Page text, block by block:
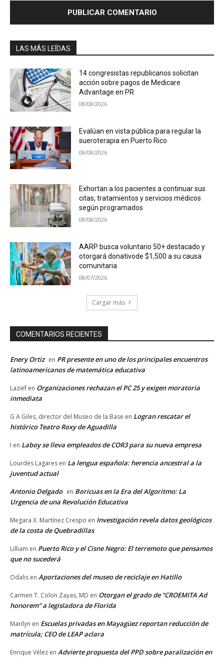
LAS MÁS LEÍDAS
14 congresistas republicanos solicitan
acción sobre pagos de Medicare
Advantage en PR
08/08/2026
Evalúan en vista pública para regular la
sueroterapia en Puerto Rico
08/08/2026
Exhortan a los pacientes a continuar sus
citas, tratamientos y servicios médicos
según programados
08/08/2026
AARP busca voluntario 50+ destacado y
otorgará donativode $1,500 a su causa
comunitaria
08/07/2026
Cargar más
COMENTARIOS RECIENTES
Enery Ortiz en PR presente en uno de los principales encuentros
latinoamericanos de matemática educativa
Lazief en Organizaciones rechazan el PC 25 y exigen moratoria
inmediata
G A Giles, director del Museo de la Base en Logran rescatar el
histórico Teatro Roxy de Aguadilla
I en Laboy se lleva empleados de COR3 para su nueva empresa
Lourdes Lagares en La lengua española: herencia ancestral a la
juventud actual
Antonio Delgado en Boricuas en la Era del Algoritmo: La
Urgencia de una Revolución Educativa
Megara X. Martínez Crespo en Investigación revela datos geológicos
de la costa de Quebradillas
Lilliam en Puerto Rico y el Cisne Negro: El terremoto que pensamos
que no sucederá
Odalis en Aportaciones del museo de reciclaje en Hatillo
Carmen T. Colon Zayas, MD en Otorgan el grado de “CROEMITA Ad
honorem” a legisladora de Florida
Marilyn en Escuelas privadas en Mayagüez reportan reducción de
matrícula; CEO de LEAP aclara
Enrique Vélez en Advierte propuesta del PPD sobre paralización en